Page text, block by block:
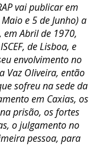
vai publicar em
e 5 de Junho) a
em Abril de 1970,
de Lisboa, e
envolvimento no
Vaz Oliveira, então
sofreu na sede da
em Caxias, os
prisão, os fortes
o julgamento no
pessoa, para